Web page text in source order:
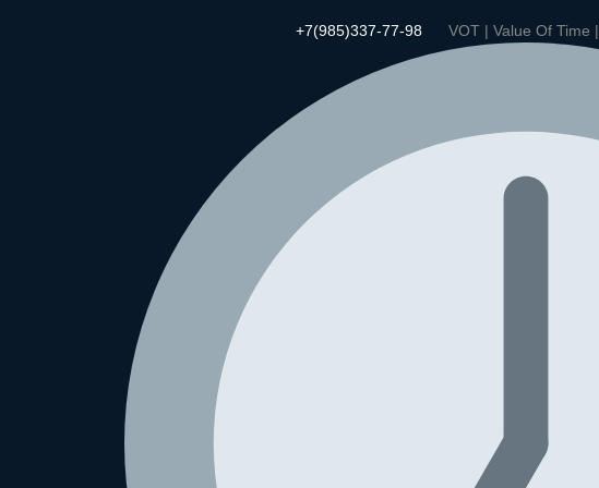
+7(985)337-77-98 VOT | Value Of Time |